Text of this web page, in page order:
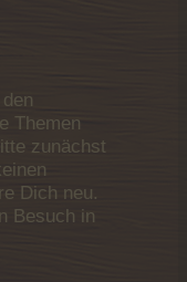
Themen
zunächst
Dich neu.
Besuch in